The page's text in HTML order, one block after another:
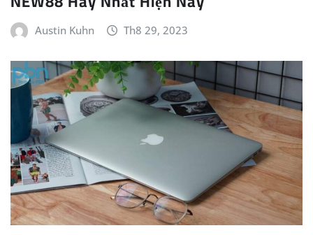
Austin Kuhn Th8 29, 2023